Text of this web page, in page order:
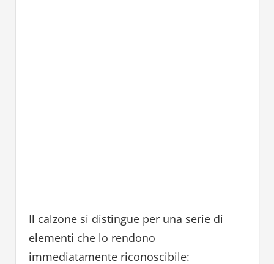
Il calzone si distingue per una serie di
elementi che lo rendono
immediatamente riconoscibile: